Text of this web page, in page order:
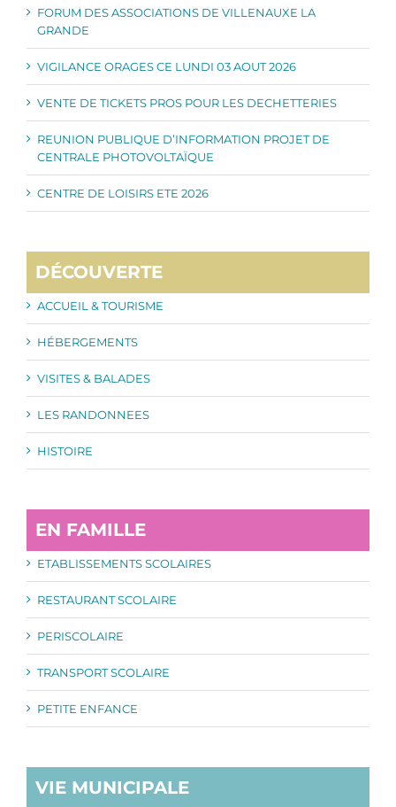
FORUM DES ASSOCIATIONS DE VILLENAUXE LA
GRANDE
VIGILANCE ORAGES CE LUNDI 03 AOUT 2026
VENTE DE TICKETS PROS POUR LES DECHETTERIES
REUNION PUBLIQUE D’INFORMATION PROJET DE
CENTRALE PHOTOVOLTAÏQUE
CENTRE DE LOISIRS ETE 2026
DÉCOUVERTE
ACCUEIL & TOURISME
HÉBERGEMENTS
VISITES & BALADES
LES RANDONNEES
HISTOIRE
EN FAMILLE
ETABLISSEMENTS SCOLAIRES
RESTAURANT SCOLAIRE
PERISCOLAIRE
TRANSPORT SCOLAIRE
PETITE ENFANCE
VIE MUNICIPALE